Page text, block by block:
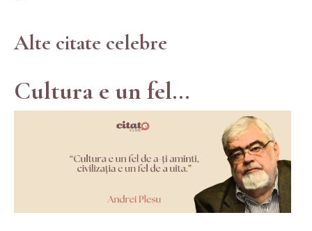
Alte citate celebre
Cultura e un fel...